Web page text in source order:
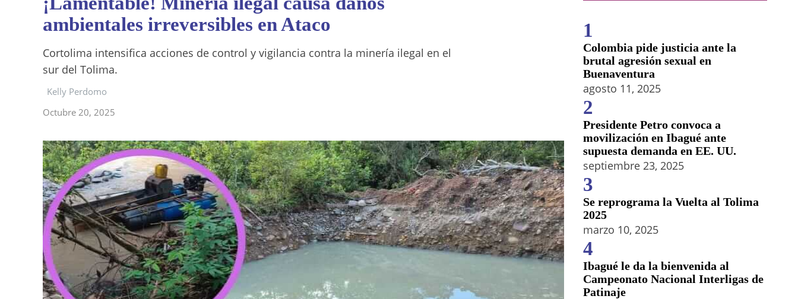
ambientales irreversibles en Ataco
Cortolima intensifica acciones de control y vigilancia contra la minería ilegal en el
sur del Tolima.
Kelly Perdomo
Octubre 20, 2025
1
Colombia pide justicia ante la
brutal agresión sexual en
Buenaventura
agosto 11, 2025
2
Presidente Petro convoca a
movilización en Ibagué ante
supuesta demanda en EE. UU.
septiembre 23, 2025
3
Se reprograma la Vuelta al Tolima
2025
marzo 10, 2025
4
Ibagué le da la bienvenida al
Campeonato Nacional Interligas de
Patinaje